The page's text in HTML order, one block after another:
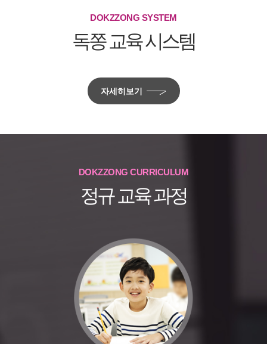
DOKZZONG SYSTEM
독쫑 교육 시스템
자세히보기
DOKZZONG CURRICULUM
정규 교육 과정